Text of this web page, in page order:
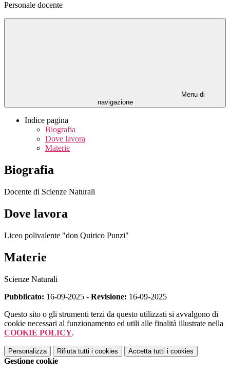
Personale docente
Menu di
navigazione
Indice pagina
Biografia
Dove lavora
Materie
Biografia
Docente di Scienze Naturali
Dove lavora
Liceo polivalente "don Quirico Punzi"
Materie
Scienze Naturali
Pubblicato: 16-09-2025 - Revisione: 16-09-2025
Questo sito o gli strumenti terzi da questo utilizzati si avvalgono di
cookie necessari al funzionamento ed utili alle finalità illustrate nella
COOKIE POLICY.
Personalizza Rifiuta tutti i cookies Accetta tutti i cookies
Gestione cookie